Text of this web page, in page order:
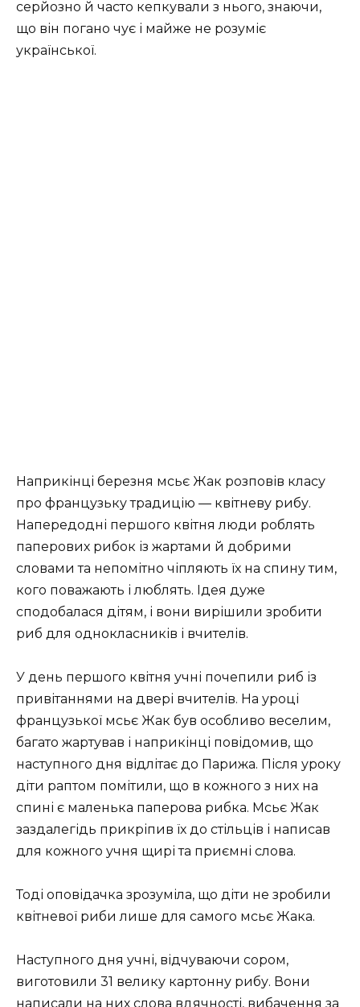
серйозно й часто кепкували з нього, знаючи,
що він погано чує і майже не розуміє
української.
Наприкінці березня мсьє Жак розповів класу
про французьку традицію — квітневу рибу.
Напередодні першого квітня люди роблять
паперових рибок із жартами й добрими
словами та непомітно чіпляють їх на спину тим,
кого поважають і люблять. Ідея дуже
сподобалася дітям, і вони вирішили зробити
риб для однокласників і вчителів.
У день першого квітня учні почепили риб із
привітаннями на двері вчителів. На уроці
французької мсьє Жак був особливо веселим,
багато жартував і наприкінці повідомив, що
наступного дня відлітає до Парижа. Після уроку
діти раптом помітили, що в кожного з них на
спині є маленька паперова рибка. Мсьє Жак
заздалегідь прикріпив їх до стільців і написав
для кожного учня щирі та приємні слова.
Тоді оповідачка зрозуміла, що діти не зробили
квітневої риби лише для самого мсьє Жака.
Наступного дня учні, відчуваючи сором,
виготовили 31 велику картонну рибу. Вони
написали на них слова вдячності, вибачення за